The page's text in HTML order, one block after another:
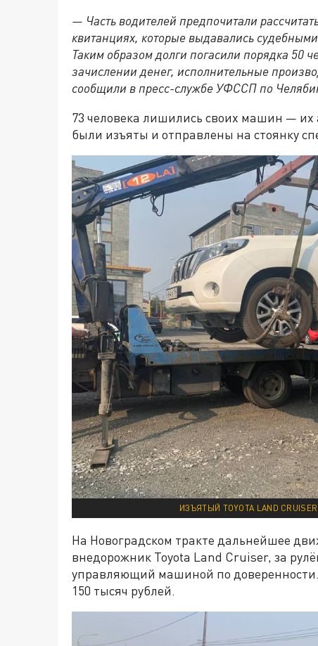
— Часть водителей предпочитали
квитанциях, которые выдавались
Таким образом долги погасили порядка 50
зачислении денег, исполнительные
сообщили в пресс-службе УФССП по
73 человека лишились своих машин — их
были изъяты и отправлены на стоянку
ИЗЪЯТЫЙ TOYOTA LAND
На Новоградском тракте дальнейшее
внедорожник Toyota Land Cruiser, за
управляющий машиной по
150 тысяч рублей.